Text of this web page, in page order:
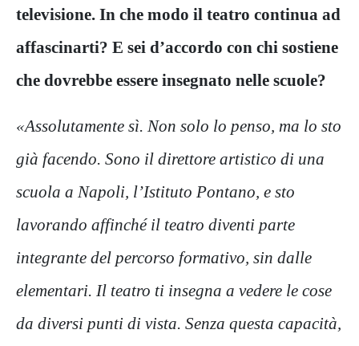
televisione. In che modo il teatro continua ad
affascinarti? E sei d’accordo con chi sostiene
che dovrebbe essere insegnato nelle scuole?
«Assolutamente sì. Non solo lo penso, ma lo sto
già facendo. Sono il direttore artistico di una
scuola a Napoli, l’Istituto Pontano, e sto
lavorando affinché il teatro diventi parte
integrante del percorso formativo, sin dalle
elementari. Il teatro ti insegna a vedere le cose
da diversi punti di vista. Senza questa capacità,